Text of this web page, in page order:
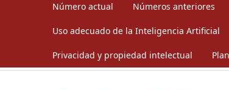
Número actual Números anteriores
Uso adecuado de la Inteligencia Artificial
Privacidad y propiedad intelectual